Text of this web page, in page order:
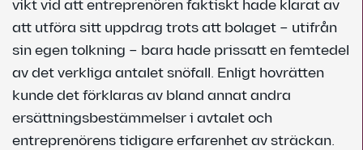
vikt vid att entreprenören faktiskt hade klarat av
att utföra sitt uppdrag trots att bolaget – utifrån
sin egen tolkning – bara hade prissatt en femtedel
av det verkliga antalet snöfall. Enligt hovrätten
kunde det förklaras av bland annat andra
ersättningsbestämmelser i avtalet och
entreprenörens tidigare erfarenhet av sträckan.